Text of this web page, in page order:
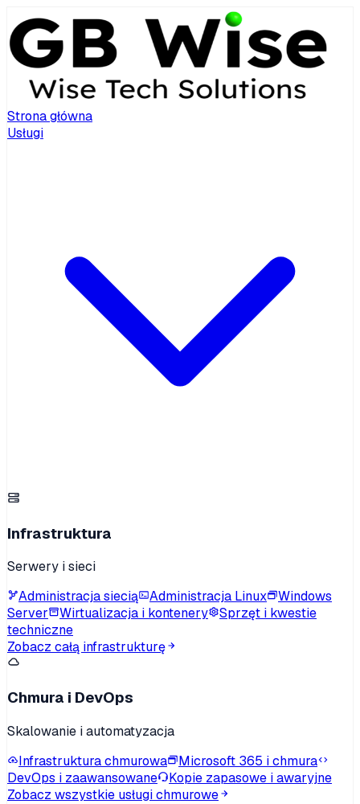
Strona główna
Usługi
Infrastruktura
Serwery i sieci
Administracja siecią
Administracja Linux
Windows
Server
Wirtualizacja i kontenery
Sprzęt i kwestie
techniczne
Zobacz całą infrastrukturę
Chmura i DevOps
Skalowanie i automatyzacja
Infrastruktura chmurowa
Microsoft 365 i chmura
DevOps i zaawansowane
Kopie zapasowe i awaryjne
Zobacz wszystkie usługi chmurowe